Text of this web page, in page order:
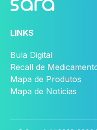
LINKS
Bula Digital
Recall de
Mapa de Produtos
Mapa de Notícias